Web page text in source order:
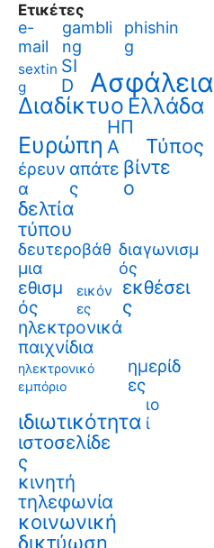
Ετικέτες
e-
mail
gambli
ng
phishin
g
sextin
g
SI
D
Ασφάλεια
Διαδίκτυο Ελλάδα
Ευρώπη
ΗΠ
Α
Τύπος
έρευν
α
απάτε
ς
βίντε
ο
δελτία
τύπου
δευτεροβάθ
μια
διαγωνισμ
ός
εθισμ
ός
εικόν
ες
εκθέσει
ς
ηλεκτρονικά
παιχνίδια
ηλεκτρονικό
εμπόριο
ημερίδ
ες
ιδιωτικότητα
ιο
ί
ιστοσελίδε
ς
κινητή
τηλεφωνία
κοινωνική
δικτύωση